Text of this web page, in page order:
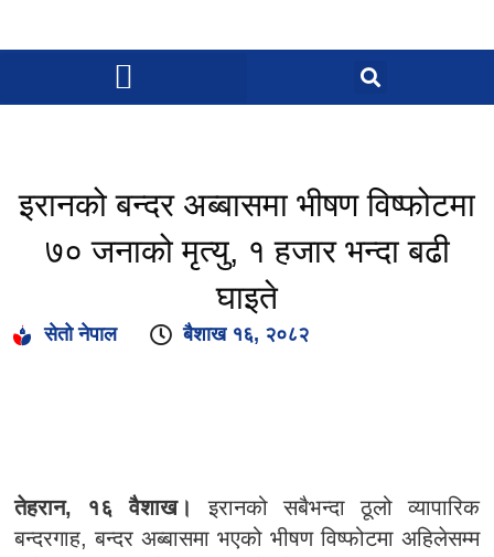
इरानको बन्दर अब्बासमा भीषण विष्फोटमा
७० जनाको मृत्यु, १ हजार भन्दा बढी
घाइते
सेतो नेपाल बैशाख १६, २०८२
तेहरान, १६ वैशाख।इरानको सबैभन्दा ठूलो व्यापारिक
बन्दरगाह, बन्दर अब्बासमा भएको भीषण विष्फोटमा अहिलेसम्म